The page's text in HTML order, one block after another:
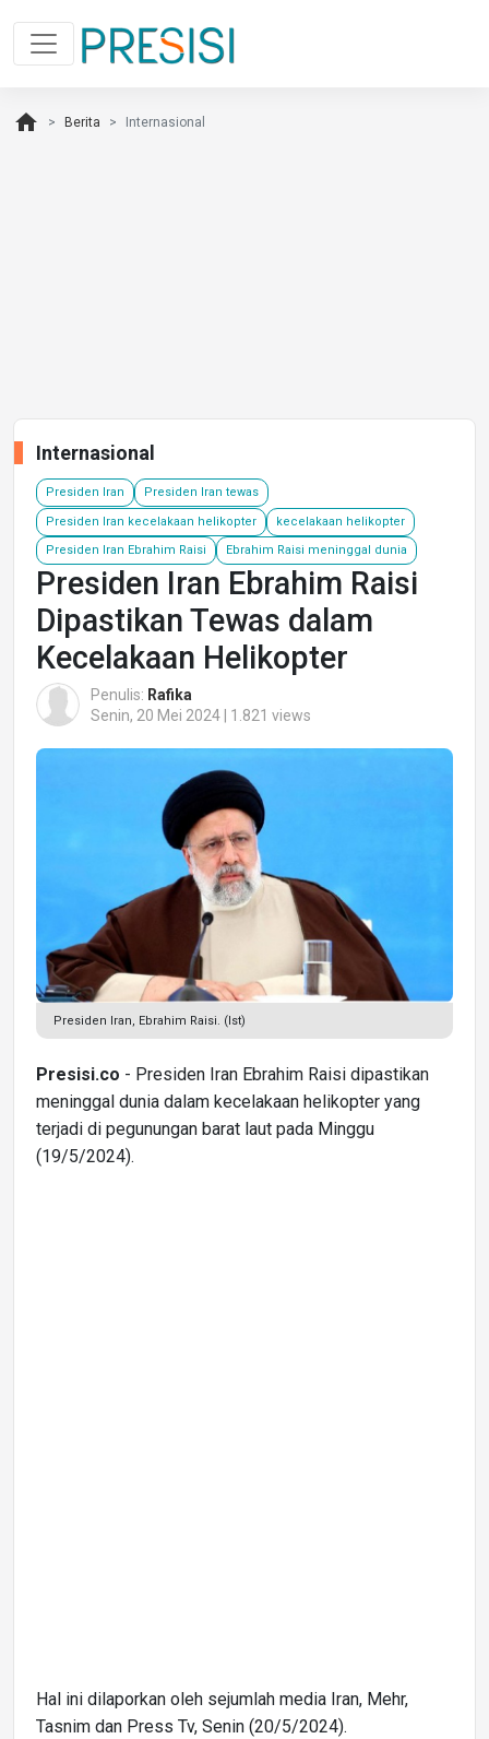
home Berita Internasional
Internasional
Presiden Iran Presiden Iran tewas
Presiden Iran kecelakaan helikopter kecelakaan helikopter
Presiden Iran Ebrahim Raisi Ebrahim Raisi meninggal dunia
Presiden Iran Ebrahim Raisi
Dipastikan Tewas dalam
Kecelakaan Helikopter
Penulis: Rafika
Senin, 20 Mei 2024 | 1.821 views
Presiden Iran, Ebrahim Raisi. (Ist)
Presisi.co - Presiden Iran Ebrahim Raisi dipastikan
meninggal dunia dalam kecelakaan helikopter yang
terjadi di pegunungan barat laut pada Minggu
(19/5/2024).
Hal ini dilaporkan oleh sejumlah media Iran, Mehr,
Tasnim dan Press Tv, Senin (20/5/2024).